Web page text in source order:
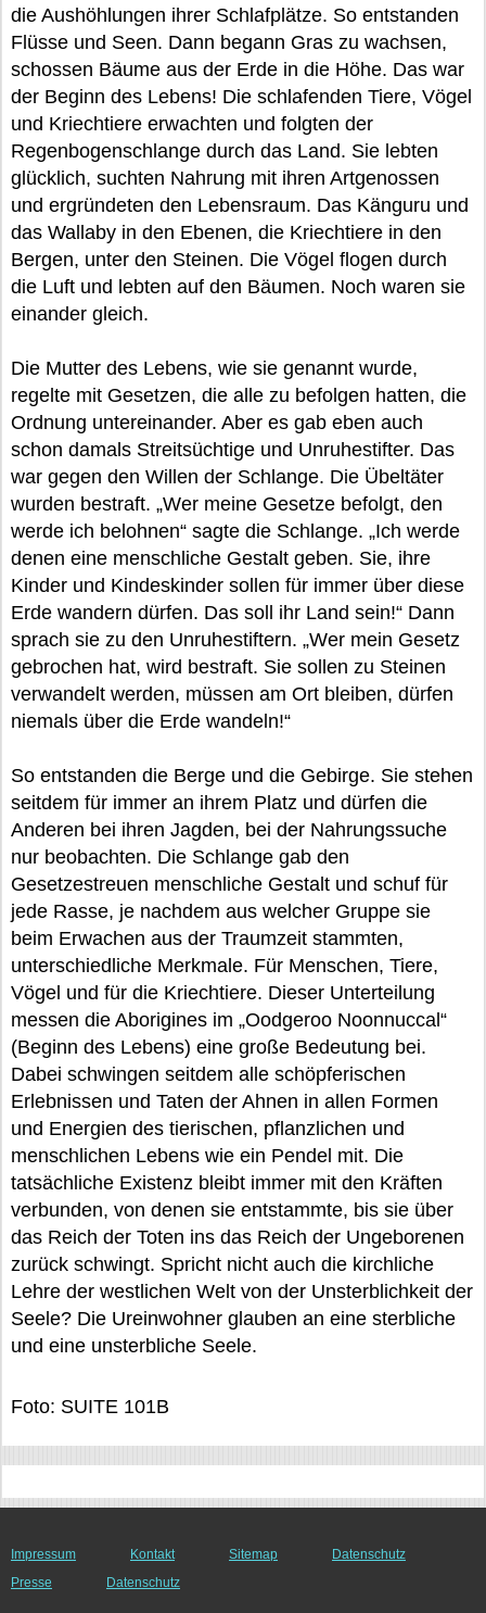
die Aushöhlungen ihrer Schlafplätze. So entstanden
Flüsse und Seen. Dann begann Gras zu wachsen,
schossen Bäume aus der Erde in die Höhe. Das war
der Beginn des Lebens! Die schlafenden Tiere, Vögel
und Kriechtiere erwachten und folgten der
Regenbogenschlange durch das Land. Sie lebten
glücklich, suchten Nahrung mit ihren Artgenossen
und ergründeten den Lebensraum. Das Känguru und
das Wallaby in den Ebenen, die Kriechtiere in den
Bergen, unter den Steinen. Die Vögel flogen durch
die Luft und lebten auf den Bäumen. Noch waren sie
einander gleich.
Die Mutter des Lebens, wie sie genannt wurde,
regelte mit Gesetzen, die alle zu befolgen hatten, die
Ordnung untereinander. Aber es gab eben auch
schon damals Streitsüchtige und Unruhestifter. Das
war gegen den Willen der Schlange. Die Übeltäter
wurden bestraft. „Wer meine Gesetze befolgt, den
werde ich belohnen“ sagte die Schlange. „Ich werde
denen eine menschliche Gestalt geben. Sie, ihre
Kinder und Kindeskinder sollen für immer über diese
Erde wandern dürfen. Das soll ihr Land sein!“ Dann
sprach sie zu den Unruhestiftern. „Wer mein Gesetz
gebrochen hat, wird bestraft. Sie sollen zu Steinen
verwandelt werden, müssen am Ort bleiben, dürfen
niemals über die Erde wandeln!“
So entstanden die Berge und die Gebirge. Sie stehen
seitdem für immer an ihrem Platz und dürfen die
Anderen bei ihren Jagden, bei der Nahrungssuche
nur beobachten. Die Schlange gab den
Gesetzestreuen menschliche Gestalt und schuf für
jede Rasse, je nachdem aus welcher Gruppe sie
beim Erwachen aus der Traumzeit stammten,
unterschiedliche Merkmale. Für Menschen, Tiere,
Vögel und für die Kriechtiere. Dieser Unterteilung
messen die Aborigines im „Oodgeroo Noonnuccal“
(Beginn des Lebens) eine große Bedeutung bei.
Dabei schwingen seitdem alle schöpferischen
Erlebnissen und Taten der Ahnen in allen Formen
und Energien des tierischen, pflanzlichen und
menschlichen Lebens wie ein Pendel mit. Die
tatsächliche Existenz bleibt immer mit den Kräften
verbunden, von denen sie entstammte, bis sie über
das Reich der Toten ins das Reich der Ungeborenen
zurück schwingt. Spricht nicht auch die kirchliche
Lehre der westlichen Welt von der Unsterblichkeit der
Seele? Die Ureinwohner glauben an eine sterbliche
und eine unsterbliche Seele.
Foto: SUITE 101B
Impressum Kontakt Sitemap
Datenschutz
Presse
Datenschutz